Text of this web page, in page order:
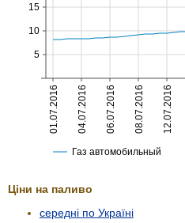
Ціни на паливо
середні по Україні